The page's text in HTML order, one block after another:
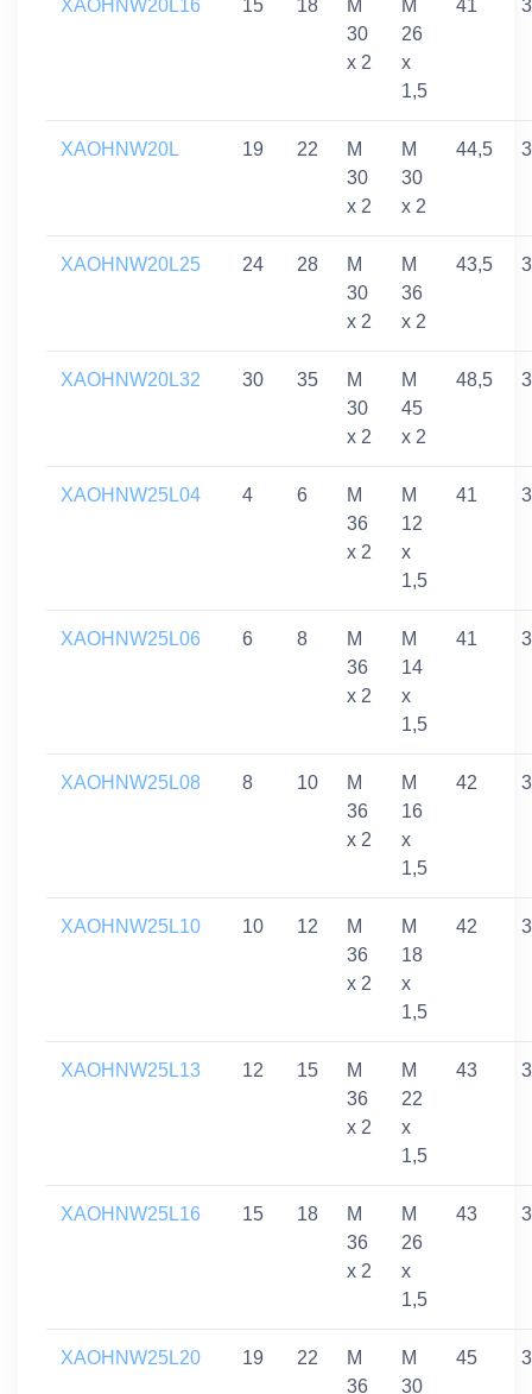
XAOHNW20L16 15 18
M
30
x 2
M
26
x
1,5
41
XAOHNW20L 19 22
M
30
x 2
M
30
x 2
44,5
XAOHNW20L25 24 28
M
30
x 2
M
36
x 2
43,5
XAOHNW20L32 30 35
M
30
x 2
M
45
x 2
48,5
XAOHNW25L04 4 6
M
36
x 2
M
12
x
1,5
41
XAOHNW25L06 6 8
M
36
x 2
M
14
x
1,5
41
XAOHNW25L08 8 10
M
36
x 2
M
16
x
1,5
42
XAOHNW25L10 10 12
M
36
x 2
M
18
x
1,5
42
XAOHNW25L13 12 15
M
36
x 2
M
22
x
1,5
43
XAOHNW25L16 15 18
M
36
x 2
M
26
x
1,5
43
XAOHNW25L20 19 22
M
36
M
30
45